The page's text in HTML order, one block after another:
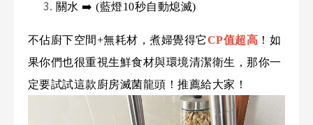
關水 ➡️ (藍燈10秒自動熄滅)
不佔廚下空間+無耗材，煮婦覺得它CP值超高 ！如
果你們也很重視生鮮食材與環境清潔衛生，那你一
定要試試這款廚房滅菌龍頭！推薦給大家！